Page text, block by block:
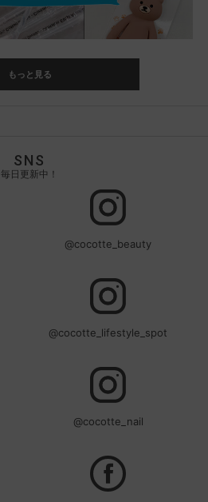
もっと見る
SNS
毎日更新中！
@cocotte_beauty
@cocotte_lifestyle_spot
@cocotte_nail